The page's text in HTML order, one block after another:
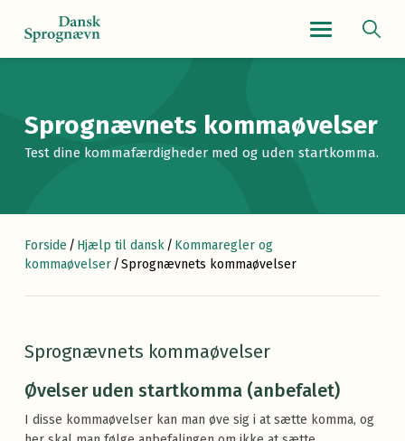
Navigationsmenu
Sprognævnets kommaøvelser
Test dine kommafærdigheder med og uden startkomma.
Forside / Hjælp til dansk/ Kommaregler og
kommaøvelser/Sprognævnets kommaøvelser
Sprognævnets kommaøvelser
Øvelser uden startkomma (anbefalet)
I disse kommaøvelser kan man øve sig i at sætte komma, og